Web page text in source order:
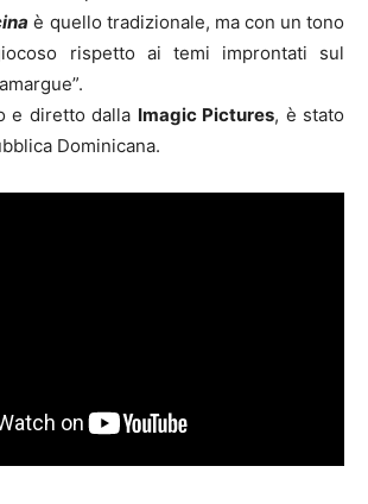
è quello tradizionale, ma con un tono
rispetto ai temi improntati sul
e diretto dalla Imagic Pictures, è stato
Dominicana.